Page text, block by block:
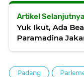
Artikel Selanjutnya
Yuk Ikut, Ada
Paramadina
Padang